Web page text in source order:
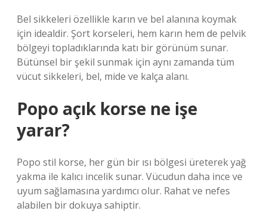
Bel sikkeleri özellikle karın ve bel alanına koymak
için idealdir. Şort korseleri, hem karın hem de pelvik
bölgeyi topladıklarında katı bir görünüm sunar.
Bütünsel bir şekil sunmak için aynı zamanda tüm
vücut sikkeleri, bel, mide ve kalça alanı.
Popo açık korse ne işe
yarar?
Popo stil korse, her gün bir ısı bölgesi üreterek yağ
yakma ile kalıcı incelik sunar. Vücudun daha ince ve
uyum sağlamasına yardımcı olur. Rahat ve nefes
alabilen bir dokuya sahiptir.